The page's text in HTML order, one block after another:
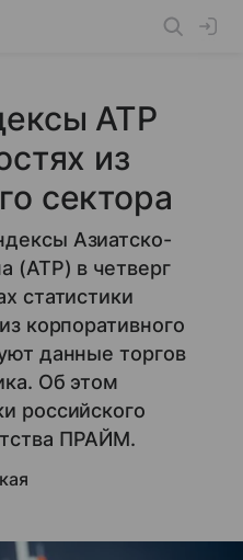
АТР
из
сектора
Азиатско-
(АТР) в четверг
статистики
корпоративного
данные торгов
Об этом
российского
ПРАЙМ.